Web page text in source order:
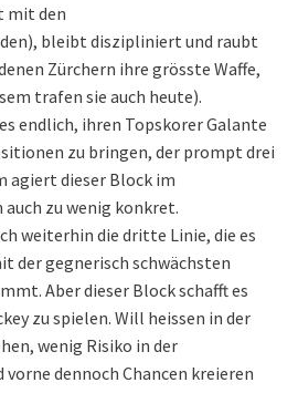
mit den
bleibt diszipliniert und raubt
Zürchern ihre grösste Waffe,
trafen sie auch heute).
endlich, ihren Topskorer Galante
zu bringen, der prompt drei
agiert dieser Block im
auch zu wenig konkret.
weiterhin die dritte Linie, die es
der gegnerisch schwächsten
Aber dieser Block schafft es
zu spielen. Will heissen in der
wenig Risiko in der
dennoch Chancen kreieren